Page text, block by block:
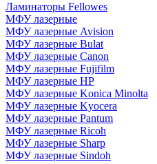
Ламинаторы Fellowes
МФУ лазерные
МФУ лазерные Avision
МФУ лазерные Bulat
МФУ лазерные Canon
МФУ лазерные Fujifilm
МФУ лазерные HP
МФУ лазерные Konica Minolta
МФУ лазерные Kyocera
МФУ лазерные Pantum
МФУ лазерные Ricoh
МФУ лазерные Sharp
МФУ лазерные Sindoh